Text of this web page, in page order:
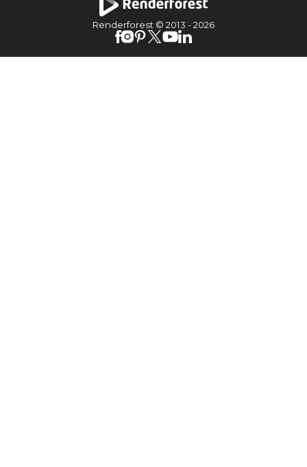
Renderforest © 2013 -2026